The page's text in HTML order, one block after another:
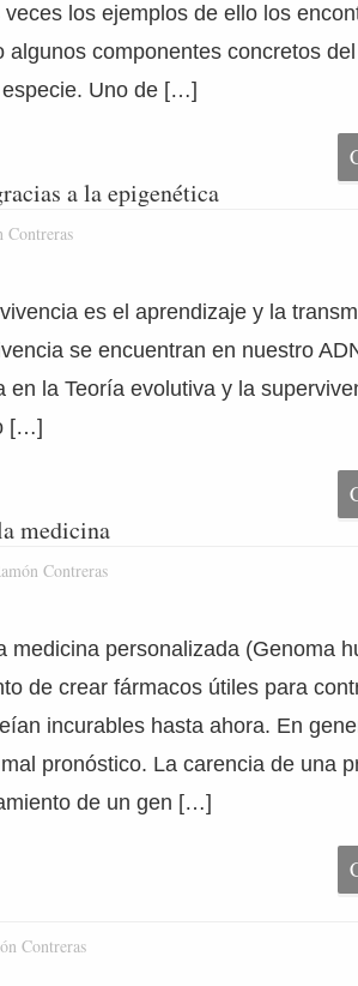
los ejemplos de ello los
componentes concretos
Uno de […]
a la epigenética
Contreras
es el aprendizaje y la
se encuentran en nuestro
la Teoría evolutiva y la
[…]
medicina
Contreras
medicina personalizada (Genoma
de crear fármacos útiles para
incurables hasta ahora. En
pronóstico. La carencia de una
de un gen […]
Contreras